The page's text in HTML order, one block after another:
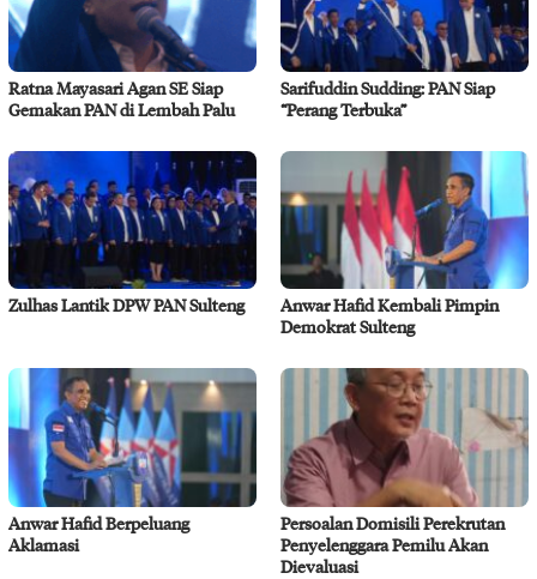
Ratna Mayasari Agan SE Siap
Gemakan PAN di Lembah Palu
Sarifuddin Sudding: PAN Siap
“Perang Terbuka”
Zulhas Lantik DPW PAN Sulteng
Anwar Hafid Kembali Pimpin
Demokrat Sulteng
Anwar Hafid Berpeluang
Aklamasi
Persoalan Domisili Perekrutan
Penyelenggara Pemilu Akan
Dievaluasi